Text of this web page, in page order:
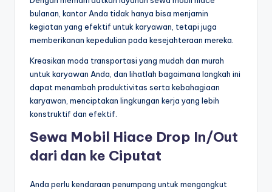
bulanan, kantor Anda tidak hanya bisa menjamin
kegiatan yang efektif untuk karyawan, tetapi juga
memberikanan kepedulian pada kesejahteraan mereka.
Kreasikan moda transportasi yang mudah dan murah
untuk karyawan Anda, dan lihatlah bagaimana langkah ini
dapat menambah produktivitas serta kebahagiaan
karyawan, menciptakan lingkungan kerja yang lebih
konstruktif dan efektif.
Sewa Mobil Hiace Drop In/Out
dari dan ke Ciputat
Anda perlu kendaraan penumpang untuk mengangkut